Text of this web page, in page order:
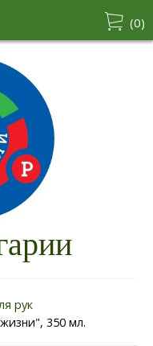
(0)
рук
350 мл.